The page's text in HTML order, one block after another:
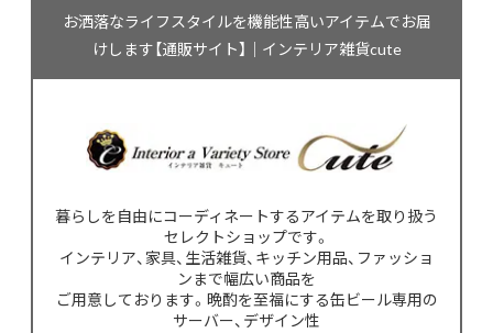
お洒落なライフスタイルを機能性高いアイテムでお届
けします【通販サイト】｜インテリア雑貨cute
暮らしを自由にコーディネートするアイテムを取り扱う
セレクトショップです。
インテリア、家具、生活雑貨、キッチン用品、ファッショ
ンまで幅広い商品を
ご用意しております。晩酌を至福にする缶ビール専用の
サーバー、デザイン性